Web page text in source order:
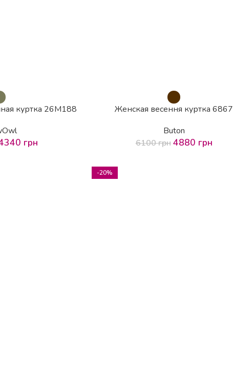
куртка 26М188
грн
Женская весення куртка 6867
Buton
6100грн 4880 грн
-20%